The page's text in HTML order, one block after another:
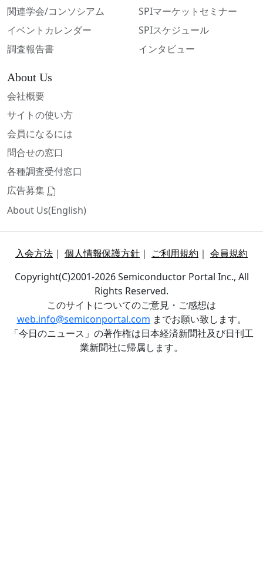
関連学会/コンソシアム
イベントカレンダー
調査報告書
SPIマーケットセミナー
SPIスケジュール
インタビュー
About Us
会社概要
サイトの使い方
会員になるには
問合せの窓口
各種調査受付窓口
広告募集
About Us(English)
入会方法 ｜ 個人情報保護方針 ｜ ご利用規約 ｜ 会員規約
Copyright(C)2001-2026 Semiconductor Portal Inc., All
Rights Reserved.
このサイトについてのご意見・ご感想は
web.info@semiconportal.com までお願い致します。
「今日のニュース」の著作権は日本経済新聞社及び日刊工
業新聞社に帰属します。